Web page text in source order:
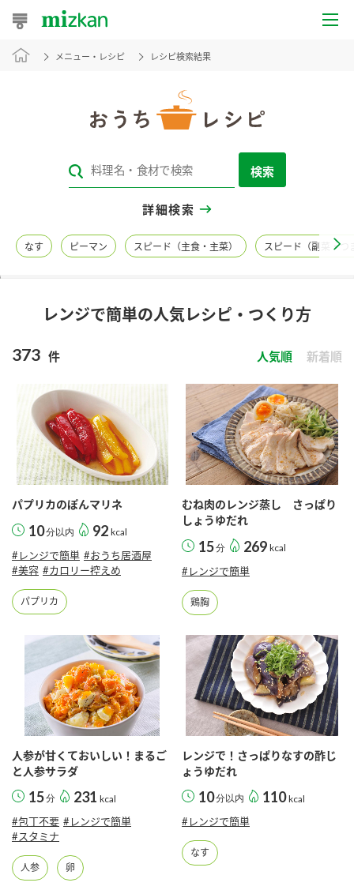
おうちレシピ
レシピカテゴリ一覧
レシピ名特集
商品情報
商品カテゴリ
酢 調味酢
お酢ドリンク ぽん酢
鍋用調味料
スープ 中華
クイック調味料 レモン果汁
ふりかけ おすしの素
炊き込みご飯の素
新商品一覧
キャンペーン情報
ブランド・スペシャルサイト
ブランド・スペシャルサイト トップ
Fibee（ファイビー）
くらしプラ酢
お酢ドリンク
味ぽん
ぽん酢
かおりの蔵
つゆ
鍋なび
納豆のサイト
PIN印
三ツ判山吹
企業情報
国内事業概要
企業理念
ミツカンの歴史
ミツカンを知る
環境への取り組み
水の文化センター（アーカイブ）
採用情報
ニュースリリース
お客様相談センター
お客様の声をいかしました
メニュー・レシピ レシピ検索結果
検索
詳細検索
なす ピーマン スピード（主食・主菜） スピード（副菜・つ
レンジで簡単の人気レシピ・つくり方
373 件 人気順 新着順
パプリカのぽんマリネ
10分以内 92 kcal
#レンジで簡単 #おうち居酒屋
#美容 #カロリー控えめ
パプリカ
むね肉のレンジ蒸し さっぱり
しょうゆだれ
15分 269 kcal
#レンジで簡単
鶏胸
人参が甘くておいしい！まるご
と人参サラダ
15分 231 kcal
#包丁不要 #レンジで簡単
#スタミナ
人参 卵
レンジで！さっぱりなすの酢じ
ょうゆだれ
10分以内 110 kcal
#レンジで簡単
なす